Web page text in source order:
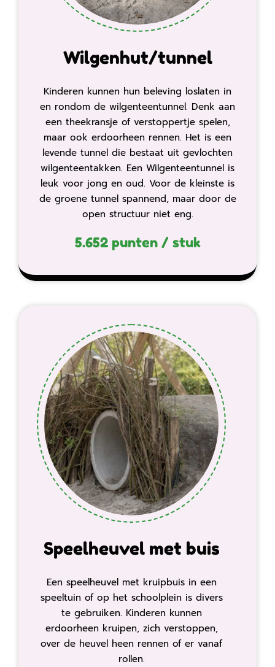
Wilgenhut/tunnel
Kinderen kunnen hun beleving loslaten in
en rondom de wilgenteentunnel. Denk aan
een theekransje of verstoppertje spelen,
maar ook erdoorheen rennen. Het is een
levende tunnel die bestaat uit gevlochten
wilgenteentakken. Een Wilgenteentunnel is
leuk voor jong en oud. Voor de kleinste is
de groene tunnel spannend, maar door de
open structuur niet eng.
5.652 punten / stuk
Speelheuvel met buis
Een speelheuvel met kruipbuis in een
speeltuin of op het schoolplein is divers
te gebruiken. Kinderen kunnen
erdoorheen kruipen, zich verstoppen,
over de heuvel heen rennen of er vanaf
rollen.